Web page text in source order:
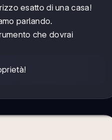
esatto di una casa!
parlando.
che dovrai